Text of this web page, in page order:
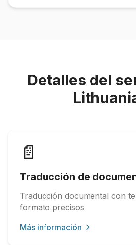
Detalles del
📄
Traducción de
Traducción documental con
formato precisos
Más información